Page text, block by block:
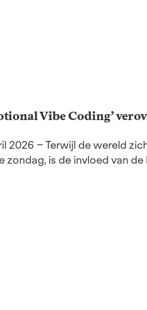
Vibe Coding’
2026 – Terwijl de wereld
zondag, is de invloed van